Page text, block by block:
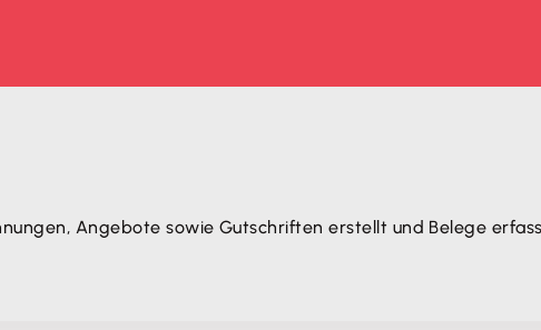
Angebote sowie Gutschriften erstellt und Belege